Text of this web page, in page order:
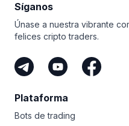
Síganos
Únase a nuestra vibrante
felices cripto traders.
Plataforma
Bots de trading